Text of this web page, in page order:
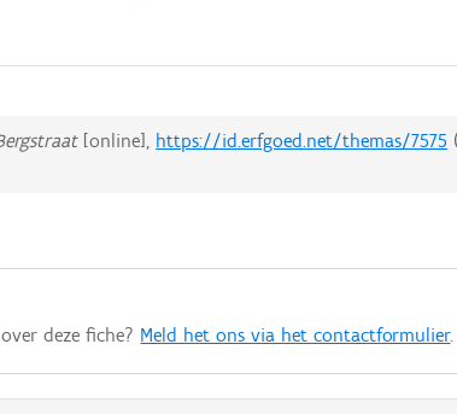
[online], https://id.erfgoed.net/themas/7575
deze fiche? Meld het ons via het contactformulier.